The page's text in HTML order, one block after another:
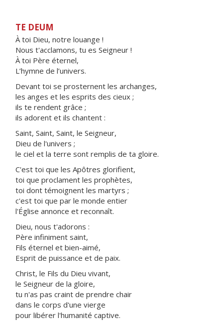
TE DEUM
À toi Dieu, notre louange !
Nous t'acclamons, tu es Seigneur !
À toi Père éternel,
L’hymne de l’univers.
Devant toi se prosternent les archanges,
les anges et les esprits des cieux ;
ils te rendent grâce ;
ils adorent et ils chantent :
Saint, Saint, Saint, le Seigneur,
Dieu de l'univers ;
le ciel et la terre sont remplis de ta gloire.
C'est toi que les Apôtres glorifient,
toi que proclament les prophètes,
toi dont témoignent les martyrs ;
c'est toi que par le monde entier
l'Église annonce et reconnaît.
Dieu, nous t'adorons :
Père infiniment saint,
Fils éternel et bien-aimé,
Esprit de puissance et de paix.
Christ, le Fils du Dieu vivant,
le Seigneur de la gloire,
tu n'as pas craint de prendre chair
dans le corps d'une vierge
pour libérer l'humanité captive.